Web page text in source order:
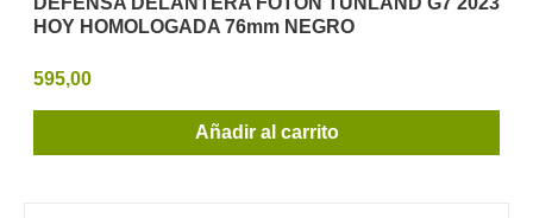
HOY HOMOLOGADA 76mm NEGRO
595,00
Añadir al carrito